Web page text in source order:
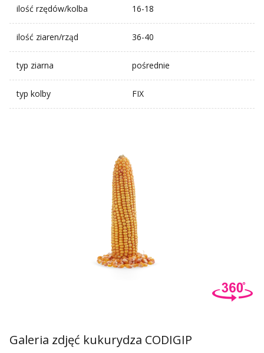
ilość rzędów/kolba 16-18
ilość ziaren/rząd 36-40
typ ziarna pośrednie
typ kolby FIX
Galeria zdjęć kukurydza CODIGIP